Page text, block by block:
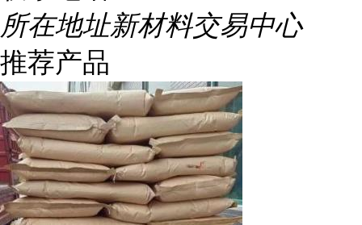
所在地址新材料交易中心
推荐产品